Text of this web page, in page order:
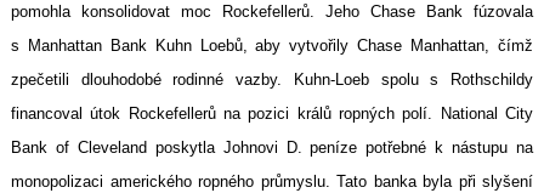
pomohla konsolidovat moc Rockefellerů. Jeho Chase Bank fúzovala
s Manhattan Bank Kuhn Loebů, aby vytvořily Chase Manhattan, čímž
zpečetili dlouhodobé rodinné vazby. Kuhn-Loeb spolu s Rothschildy
financoval útok Rockefellerů na pozici králů ropných polí. National City
Bank of Cleveland poskytla Johnovi D. peníze potřebné k nástupu na
monopolizaci amerického ropného průmyslu. Tato banka byla při slyšení